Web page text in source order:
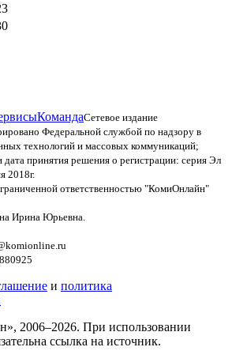
КомандаСетевое издание
Федеральной службой по надзору в
технологий и массовых коммуникаций;
принятия решения о регистрации: серия Эл
2018г.
ответственностью "КомиОнлайн"
Ирина Юрьевна.
и политика
2006–2026. При использовании
ссылка на источник.